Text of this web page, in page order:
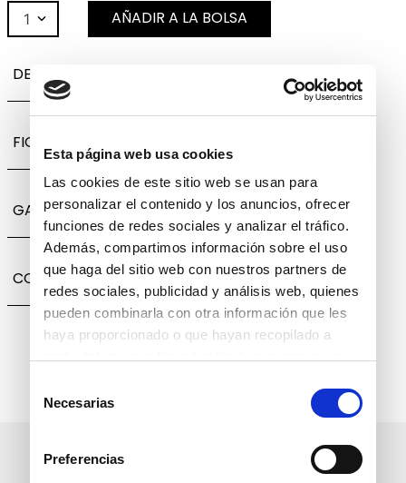
Esta página web usa cookies
Las cookies de este sitio web se usan para
personalizar el contenido y los anuncios, ofrecer
funciones de redes sociales y analizar el tráfico.
Además, compartimos información sobre el uso
que haga del sitio web con nuestros partners de
redes sociales, publicidad y análisis web, quienes
pueden combinarla con otra información que les
haya proporcionado o que hayan recopilado a
deNecesarias
Preferencias
1 AÑADIR A LA BOLSA
DESCRIPCIÓN
FICHA TÉCNICA
GARANTÍA, CAMBIOS Y DEVOLUCIONES
COMPARTIR
Suscríbete a nuestro boletín